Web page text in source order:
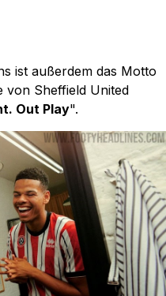
ist außerdem das Motto
von Sheffield United
Out Play".